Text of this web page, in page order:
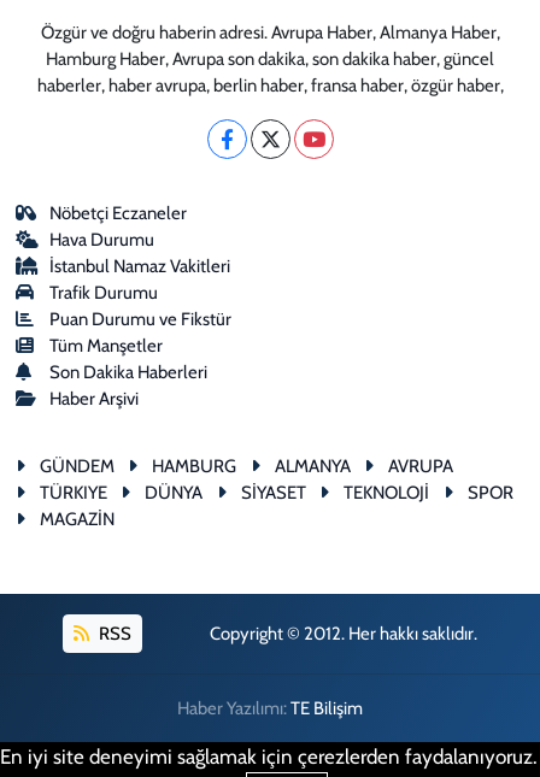
Özgür ve doğru haberin adresi. Avrupa Haber, Almanya Haber,
Hamburg Haber, Avrupa son dakika, son dakika haber, güncel
haberler, haber avrupa, berlin haber, fransa haber, özgür haber,
Nöbetçi Eczaneler
Hava Durumu
İstanbul Namaz Vakitleri
Trafik Durumu
Puan Durumu ve Fikstür
Tüm Manşetler
Son Dakika Haberleri
Haber Arşivi
GÜNDEM HAMBURG ALMANYA
AVRUPA
TÜRKIYE
DÜNYA SİYASET TEKNOLOJİ
SPOR
MAGAZİN
RSS Copyright © 2012. Her hakkı saklıdır.
Haber Yazılımı:TE Bilişim
En iyi site deneyimi sağlamak için çerezlerden faydalanıyoruz.